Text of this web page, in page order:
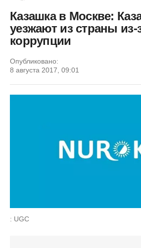
Казашка в Москве:
уезжают из страны из-
коррупции
Опубликовано:
8 августа 2017, 09:01
: UGC